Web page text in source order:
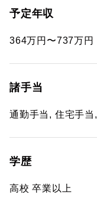
予定年収
364万円〜737万円
諸手当
通勤手当, 住宅手
学歴
高校 卒業以上